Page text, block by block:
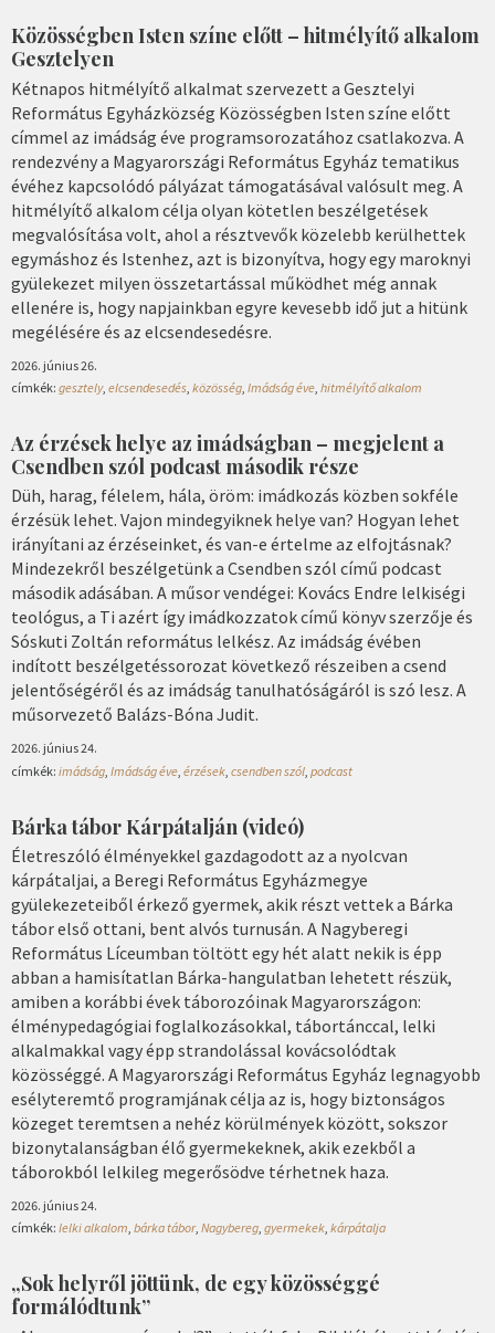
Közösségben Isten színe előtt – hitmélyítő alkalom
Gesztelyen
Kétnapos hitmélyítő alkalmat szervezett a Gesztelyi
Református Egyházközség Közösségben Isten színe előtt
címmel az imádság éve programsorozatához csatlakozva. A
rendezvény a Magyarországi Református Egyház tematikus
évéhez kapcsolódó pályázat támogatásával valósult meg. A
hitmélyítő alkalom célja olyan kötetlen beszélgetések
megvalósítása volt, ahol a résztvevők közelebb kerülhettek
egymáshoz és Istenhez, azt is bizonyítva, hogy egy maroknyi
gyülekezet milyen összetartással működhet még annak
ellenére is, hogy napjainkban egyre kevesebb idő jut a hitünk
megélésére és az elcsendesedésre.
2026. június 26.
címkék: gesztely, elcsendesedés közösség Imádság éve hitmélyítő alkalom
Az érzések helye az imádságban – megjelent a
Csendben szól podcast második része
Düh, harag, félelem, hála, öröm: imádkozás közben sokféle
érzésük lehet. Vajon mindegyiknek helye van? Hogyan lehet
irányítani az érzéseinket, és van-e értelme az elfojtásnak?
Mindezekről beszélgetünk a Csendben szól című podcast
második adásában. A műsor vendégei: Kovács Endre lelkiségi
teológus, a Ti azért így imádkozzatok című könyv szerzője és
Sóskuti Zoltán református lelkész. Az imádság évében
indított beszélgetéssorozat következő részeiben a csend
jelentőségéről és az imádság tanulhatóságáról is szó lesz. A
műsorvezető Balázs-Bóna Judit.
2026. június 24.
címkék: imádság Imádság éve érzések csendben szól podcast
Bárka tábor Kárpátalján (videó)
Életreszóló élményekkel gazdagodott az a nyolcvan
kárpátaljai, a Beregi Református Egyházmegye
gyülekezeteiből érkező gyermek, akik részt vettek a Bárka
tábor első ottani, bent alvós turnusán. A Nagyberegi
Református Líceumban töltött egy hét alatt nekik is épp
abban a hamisítatlan Bárka-hangulatban lehetett részük,
amiben a korábbi évek táborozóinak Magyarországon:
élménypedagógiai foglalkozásokkal, tábortánccal, lelki
alkalmakkal vagy épp strandolással kovácsolódtak
közösséggé. A Magyarországi Református Egyház legnagyobb
esélyteremtő programjának célja az is, hogy biztonságos
közeget teremtsen a nehéz körülmények között, sokszor
bizonytalanságban élő gyermekeknek, akik ezekből a
táborokból lelkileg megerősödve térhetnek haza.
2026. június 24.
címkék: lelki alkalom, bárka tábor, Nagybereg, gyermekek, kárpátalja
„Sok helyről jöttünk, de egy közösséggé
formálódtunk”